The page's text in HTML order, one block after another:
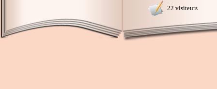
22 visiteurs